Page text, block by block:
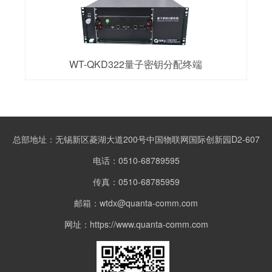
WT-QKD322量子密钥分配终端
总部地址：无锡新区菱湖大道200号中国物联网国际创新园D2-607
电话：0510-68789595
传真：0510-68785959
邮箱：wtdx@quanta-comm.com
网址：https://www.quanta-comm.com